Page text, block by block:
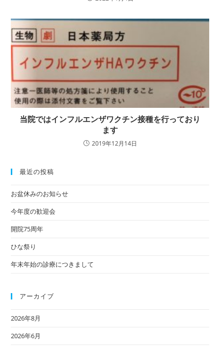
当院ではインフルエンザワクチン接種を行っており
ます
2019年12月14日
最近の投稿
お盆休みのお知らせ
今年度の歓迎会
開院75周年
ひな祭り
年末年始の診療につきまして
アーカイブ
2026年8月
2026年6月